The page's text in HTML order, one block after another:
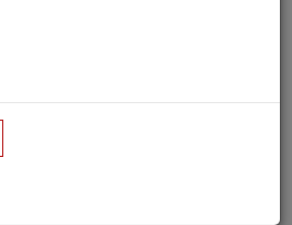
schreiben